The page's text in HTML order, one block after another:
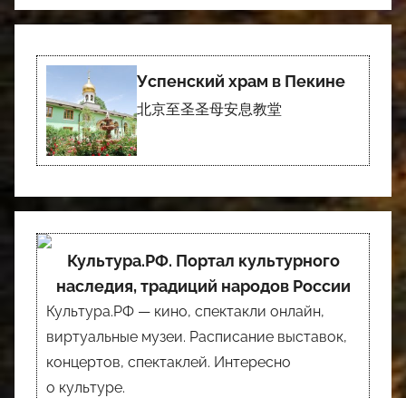
Успенский храм в Пекине
北京至圣圣母安息教堂
Культура.РФ. Портал культурного
наследия, традиций народов России
Культура.РФ — кино, спектакли онлайн,
виртуальные музеи. Расписание выставок,
концертов, спектаклей. Интересно
о культуре.